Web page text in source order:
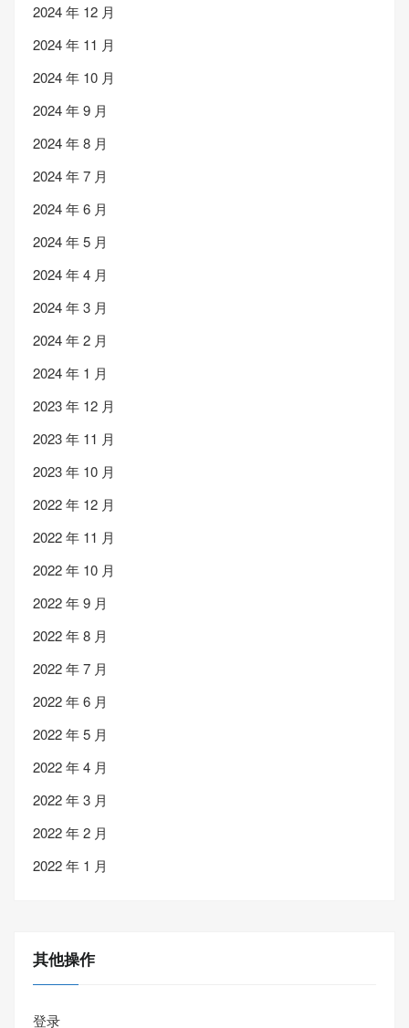
2024 年 12 月
2024 年 11 月
2024 年 10 月
2024 年 9 月
2024 年 8 月
2024 年 7 月
2024 年 6 月
2024 年 5 月
2024 年 4 月
2024 年 3 月
2024 年 2 月
2024 年 1 月
2023 年 12 月
2023 年 11 月
2023 年 10 月
2022 年 12 月
2022 年 11 月
2022 年 10 月
2022 年 9 月
2022 年 8 月
2022 年 7 月
2022 年 6 月
2022 年 5 月
2022 年 4 月
2022 年 3 月
2022 年 2 月
2022 年 1 月
其他操作
登录